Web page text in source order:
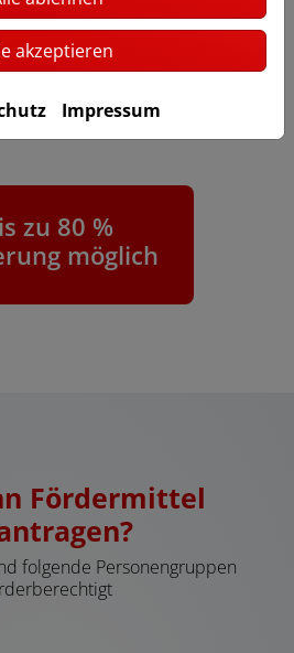
Einkommensboni
je nach
Situation
zu 80 %
möglich
Fördermittel
folgende Personengruppen
akzeptieren
Impressum